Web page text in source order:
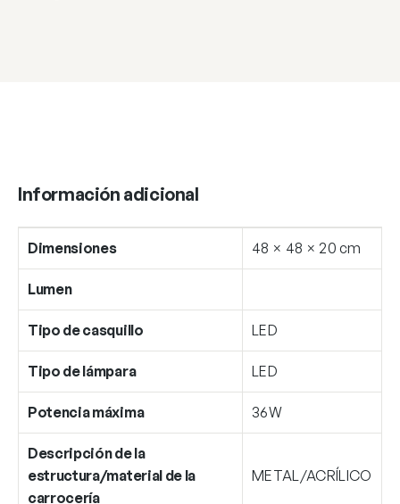
Información adicional
Dimensiones 48 × 48 × 20 cm
Lumen
Tipo de casquillo LED
Tipo de lámpara LED
Potencia máxima 36W
Descripción de la
estructura/material de la
carrocería
METAL/ACRÍLICO